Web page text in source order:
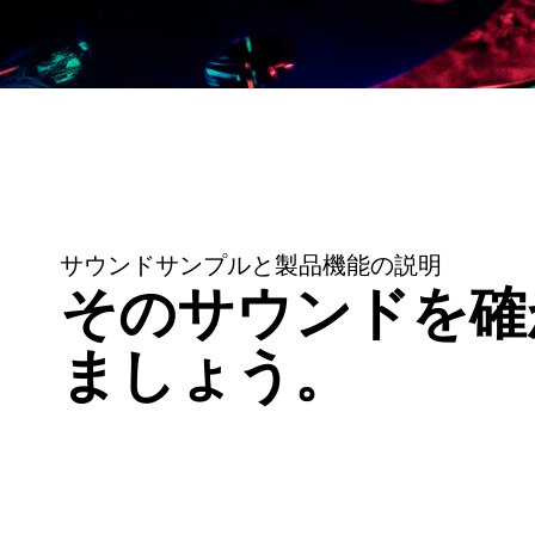
サウンドサンプルと製品機能の説明
そのサウンドを
ましょう。